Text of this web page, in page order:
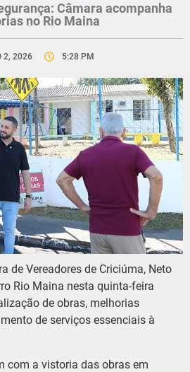
Câmara acompanha
no Rio Maina
2, 2026 5:28 PM
de Vereadores de Criciúma, Neto
Rio Maina nesta quinta-feira
de obras, melhorias
de serviços essenciais à
com a vistoria das obras em